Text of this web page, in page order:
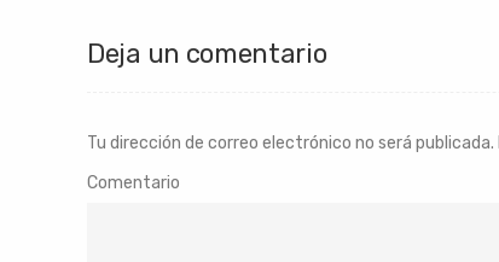
Deja un comentario
Tu dirección de correo electrónico no será publicada.
Comentario